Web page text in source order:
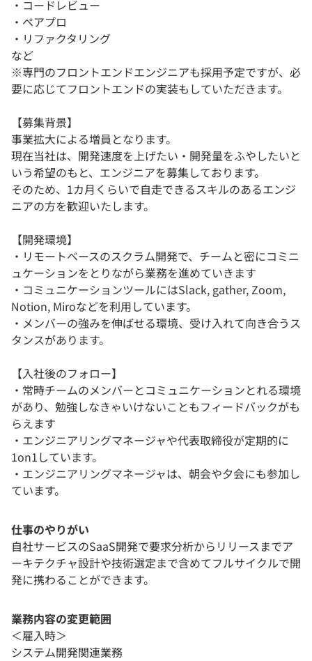
・コードレビュー
・ペアプロ
・リファクタリング
など
※専門のフロントエンドエンジニアも採用予定ですが、必
要に応じてフロントエンドの実装もしていただきます。
【募集背景】
事業拡大による増員となります。
現在当社は、開発速度を上げたい・開発量をふやしたいと
いう希望のもと、エンジニアを募集しております。
そのため、1カ月くらいで自走できるスキルのあるエンジ
ニアの方を歓迎いたします。
【開発環境】
・リモートベースのスクラム開発で、チームと密にコミニ
ュケーションをとりながら業務を進めていきます
・コミュニケーションツールにはSlack, gather, Zoom,
Notion, Miroなどを利用しています。
・メンバーの強みを伸ばせる環境、受け入れて向き合うス
タンスがあります。
【入社後のフォロー】
・常時チームのメンバーとコミュニケーションとれる環境
があり、勉強しなきゃいけないこともフィードバックがも
らえます
・エンジニアリングマネージャや代表取締役が定期的に
1on1しています。
・エンジニアリングマネージャは、朝会や夕会にも参加し
ています。
仕事のやりがい
自社サービスのSaaS開発で要求分析からリリースまでア
ーキテクチャ設計や技術選定まで含めてフルサイクルで開
発に携わることができます。
業務内容の変更範囲
＜雇入時＞
システム開発関連業務